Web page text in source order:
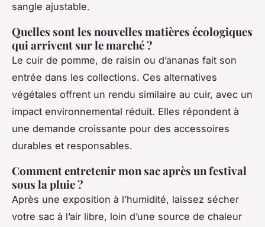
sangle ajustable.
Quelles sont les nouvelles matières écologiques
qui arrivent sur le marché ?
Le cuir de pomme, de raisin ou d’ananas fait son
entrée dans les collections. Ces alternatives
végétales offrent un rendu similaire au cuir, avec un
impact environnemental réduit. Elles répondent à
une demande croissante pour des accessoires
durables et responsables.
Comment entretenir mon sac après un festival
sous la pluie ?
Après une exposition à l’humidité, laissez sécher
votre sac à l’air libre, loin d’une source de chaleur